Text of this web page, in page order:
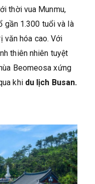
thời vua Munmu,
gần 1.300 tuổi và là
văn hóa cao. Với
thiên nhiên tuyệt
Beomeosa xứng
khi du lịch Busan.